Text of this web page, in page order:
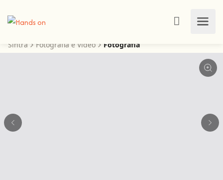
Sintra Fotografia e Vídeo Fotografia